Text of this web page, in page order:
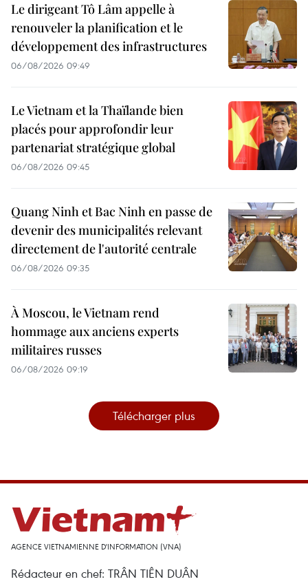
Le dirigeant Tô Lâm appelle à
renouveler la planification et le
développement des infrastructures
06/08/2026 09:49
Le Vietnam et la Thaïlande bien
placés pour approfondir leur
partenariat stratégique global
06/08/2026 09:45
Quang Ninh et Bac Ninh en passe de
devenir des municipalités relevant
directement de l'autorité centrale
06/08/2026 09:35
À Moscou, le Vietnam rend
hommage aux anciens experts
militaires russes
06/08/2026 09:19
Télécharger plus
AGENCE VIETNAMIENNE D'INFORMATION (VNA)
Rédacteur en chef: TRÂN TIÊN DUÂN